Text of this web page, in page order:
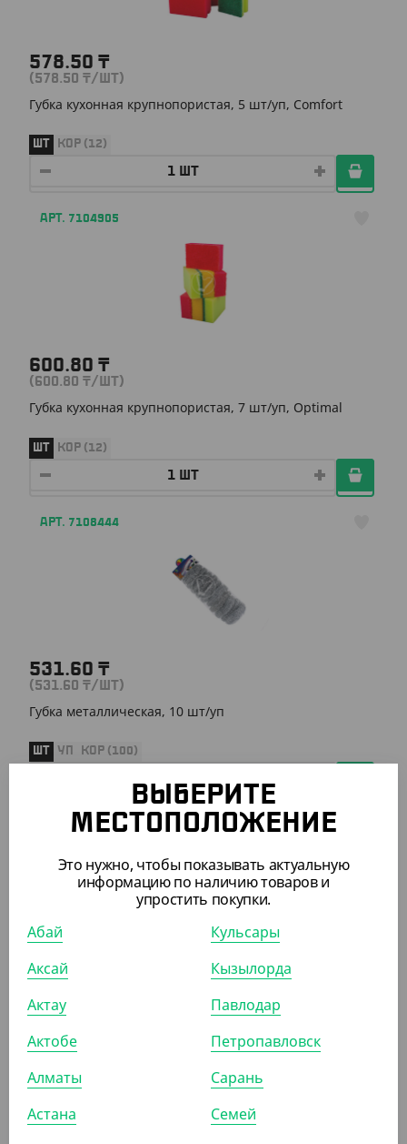
578.50 ₸
(578.50 ₸/ШТ)
Губка кухонная крупнопористая, 5 шт/уп, Comfort
ШТ КОР (12)
АРТ. 7104905
600.80 ₸
(600.80 ₸/ШТ)
Губка кухонная крупнопористая, 7 шт/уп, Optimal
ШТ КОР (12)
АРТ. 7108444
531.60 ₸
(531.60 ₸/ШТ)
Губка металлическая, 10 шт/уп
ШТ УП КОР (100)
ПОХОЖИЕ ТОВАРЫ
677.30
Средство для мытья посуды "Арко", лимон, 1 л
ВЫБЕРИТЕ
МЕСТОПОЛОЖЕНИЕ
Это нужно, чтобы показывать актуальную
информацию по наличию товаров и
упростить покупки.
Абай
Аксай
Актау
Актобе
Алматы
Астана
Кульсары
Кызылорда
Павлодар
Петропавловск
Сарань
Семей